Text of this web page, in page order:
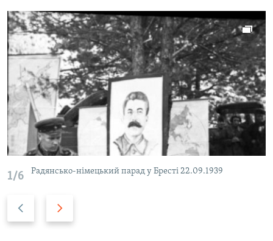
1/6 Радянсько-німецький парад у Бресті 22.09.1939